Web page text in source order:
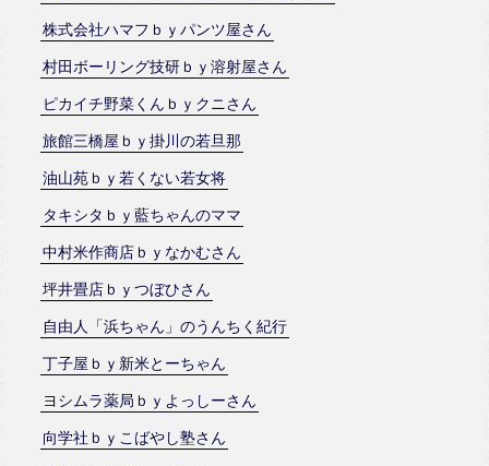
株式会社ハマフｂｙパンツ屋さん
村田ボーリング技研ｂｙ溶射屋さん
ピカイチ野菜くんｂｙクニさん
旅館三橋屋ｂｙ掛川の若旦那
油山苑ｂｙ若くない若女将
タキシタｂｙ藍ちゃんのママ
中村米作商店ｂｙなかむさん
坪井畳店ｂｙつぼひさん
自由人「浜ちゃん」のうんちく紀行
丁子屋ｂｙ新米とーちゃん
ヨシムラ薬局ｂｙよっしーさん
向学社ｂｙこばやし塾さん